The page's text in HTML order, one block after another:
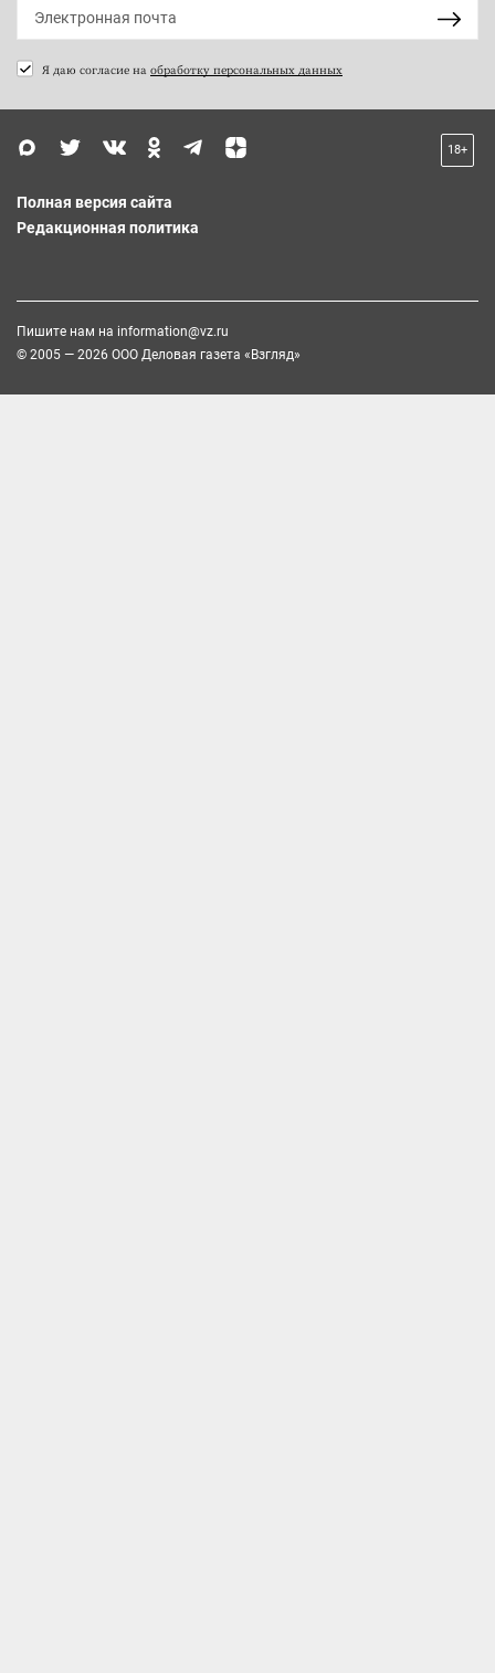
Я даю согласие на обработку персональных данных
18+
Полная версия сайта
Редакционная политика
Пишите нам на information@vz.ru
© 2005 — 2026 ООО Деловая газета «Взгляд»